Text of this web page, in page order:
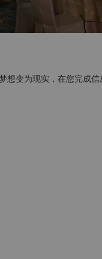
想变为现实，在您完成